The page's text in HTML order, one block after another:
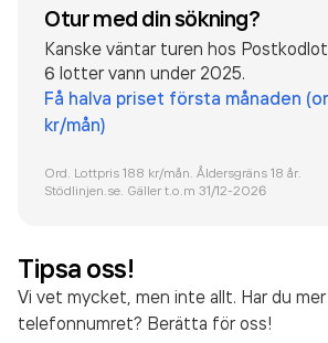
Otur med din sökning?
Kanske väntar turen hos
6 lotter vann under 2025.
Få halva priset första månaden
kr/mån)
Ord. Lottpris 188 kr/mån. Åldersgräns 18 år.
Stödlinjen.se. Gäller t.o.m 31/12-2026
Tipsa oss!
Vi vet mycket, men inte allt. Har du
telefonnumret? Berätta för oss!